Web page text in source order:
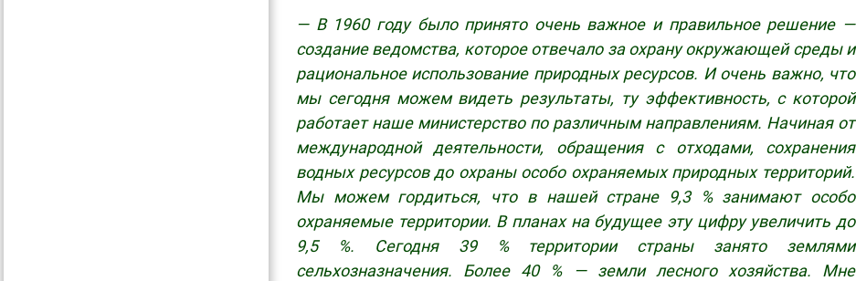
— В 1960 году было принято очень важное и правильное решение —
создание ведомства, которое отвечало за охрану окружающей среды и
рациональное использование природных ресурсов. И очень важно, что
мы сегодня можем видеть результаты, ту эффективность, с которой
работает наше министерство по различным направлениям. Начиная от
международной деятельности, обращения с отходами, сохранения
водных ресурсов до охраны особо охраняемых природных территорий.
Мы можем гордиться, что в нашей стране 9,3 % занимают особо
охраняемые территории. В планах на будущее эту цифру увеличить до
9,5 %. Сегодня 39 % территории страны занято землями
сельхозназначения. Более 40 % — земли лесного хозяйства. Мне